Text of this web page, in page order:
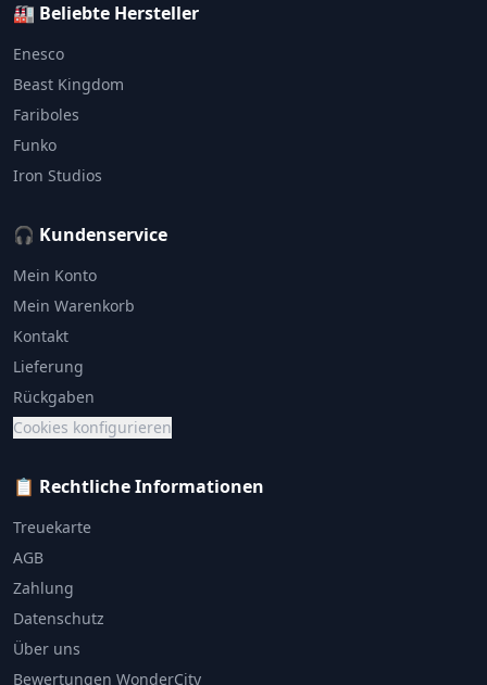
🏭 Beliebte Hersteller
Enesco
Beast Kingdom
Fariboles
Funko
Iron Studios
🎧 Kundenservice
Mein Konto
Mein Warenkorb
Kontakt
Lieferung
Rückgaben
Cookies konfigurieren
📋 Rechtliche Informationen
Treuekarte
AGB
Zahlung
Datenschutz
Über uns
Bewertungen WonderCity